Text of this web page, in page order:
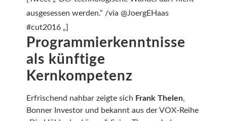
ausgesessen werden.“ /via @JoergEHaas
#cut2016 „]
Programmierkenntnisse
als künftige
Kernkompetenz
Erfrischend nahbar zeigte sich Frank Thelen,
Bonner Investor und bekannt aus der VOX-Reihe